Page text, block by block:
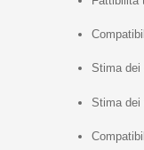
Stima dei
Stima dei